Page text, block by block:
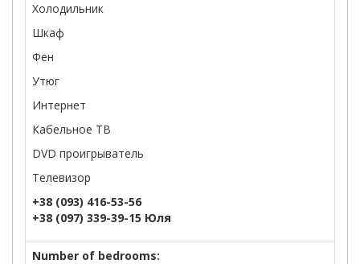
Холодильник
Шкаф
Фен
Утюг
Интернет
Кабельное ТВ
DVD проигрыватель
Телевизор
+38 (093) 416-53-56
+38 (097) 339-39-15 Юля
Number of bedrooms: